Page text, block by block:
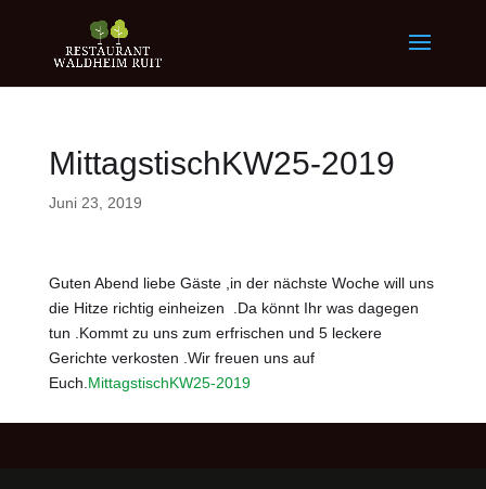
MittagstischKW25-2019
Juni 23, 2019
Guten Abend liebe Gäste ,in der nächste Woche will uns
die Hitze richtig einheizen .Da könnt Ihr was dagegen
tun .Kommt zu uns zum erfrischen und 5 leckere
Gerichte verkosten .Wir freuen uns auf
Euch. MittagstischKW25-2019